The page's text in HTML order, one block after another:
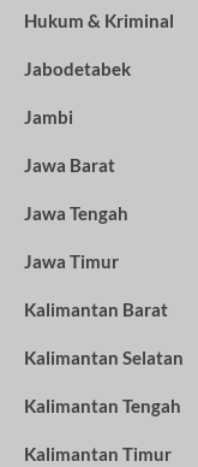
Hukum & Kriminal
Jabodetabek
Jambi
Jawa Barat
Jawa Tengah
Jawa Timur
Kalimantan Barat
Kalimantan Selatan
Kalimantan Tengah
Kalimantan Timur